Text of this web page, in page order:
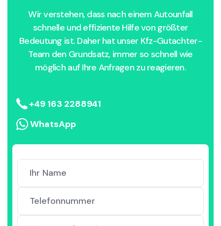
Wir verstehen, dass nach einem Autounfall
schnelle und effiziente Hilfe von größter
Bedeutung ist. Daher hat unser Kfz-Gutachter-
Team den Grundsatz, immer so schnell wie
möglich auf Ihre Anfragen zu reagieren.
+49 163 2288941
WhatsApp